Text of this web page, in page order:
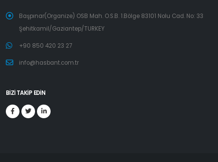
Başpınar(Organize) OSB Mah. O.S.B. 1.Bölge 83101 Nolu Cad. No: 33
Şehitkamil/Gaziantep/TURKEY
+90 850 420 23 27
info@hasbant.com.tr
BİZİ TAKİP EDİN